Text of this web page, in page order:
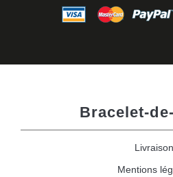
Bracelet-
Livraison
Mentions